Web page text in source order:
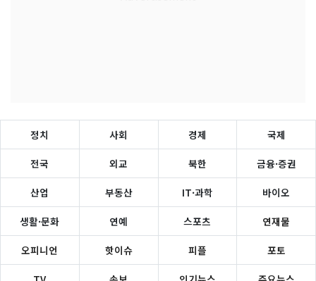
정치 사회 경제 국제
전국 외교 북한 금융·증권
산업 부동산 IT·과학 바이오
생활·문화 연예 스포츠 연재물
오피니언 핫이슈 피플 포토